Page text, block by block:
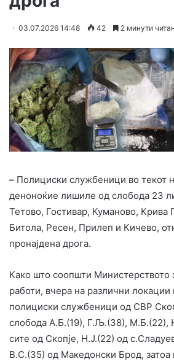
03.07.2026 14:48 42 2 минути
– Полициски службеници во текот
деноноќие лишиле од слобода 23
Тетово, Гостивар, Куманово, Крива
Битола, Ресен, Прилеп и Кичево,
пронајдена дрога.
Како што соопшти Министерството
работи, вчера на различни локации
полициски службеници од СВР
слобода А.Б.(19), Г.Љ.(38), М.Б.(22),
сите од Скопје, Н.Ј.(22) од
В.С.(35) од Македонски Брод, затоа